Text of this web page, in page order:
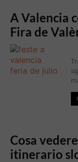
A Valencia
Fira de
Cosa
itinerario